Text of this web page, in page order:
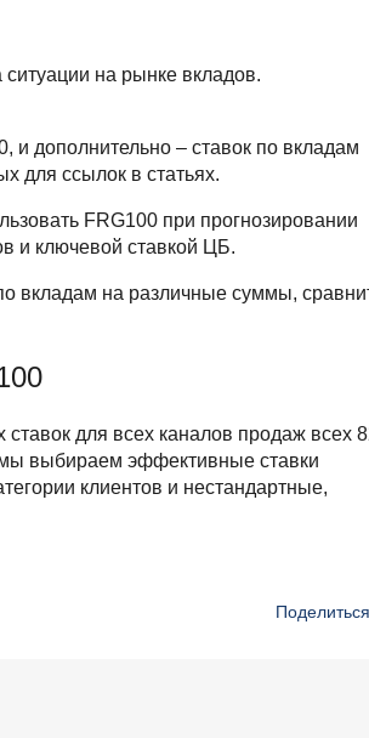
на рынке вкладов.
и дополнительно – ставок по вкладам
для ссылок в статьях.
FRG100 при прогнозировании
и ключевой ставкой ЦБ.
вкладам на различные суммы,
для всех каналов продаж всех
выбираем эффективные ставки
клиентов и нестандартные,
Поделиться